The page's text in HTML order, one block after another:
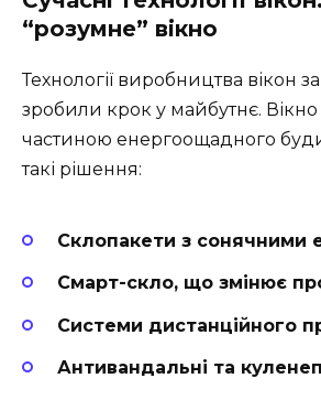
“розумне” вікно
Технології виробництва вікон
зробили крок у майбутнє.
частиною енергоощадного
такі рішення:
Склопакети з сонячними
Смарт-скло, що змінює
Системи дистанційного
Антивандальні та